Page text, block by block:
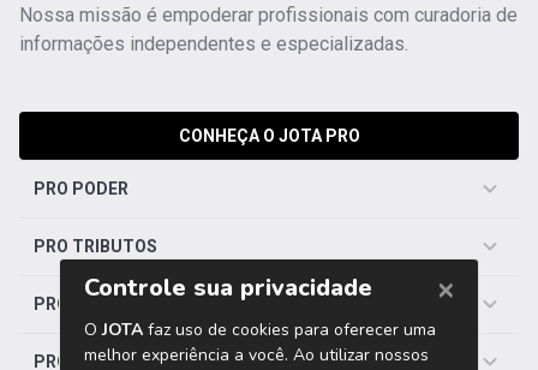
Nossa missão é empoderar profissionais com curadoria de
informações independentes e especializadas.
CONHEÇA O JOTA PRO
PRO PODER
PRO TRIBUTOS
PRO TRABALHISTA
PRO SAÚDE